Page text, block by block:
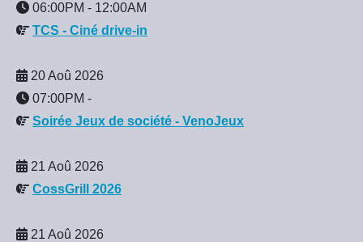
06:00PM - 12:00AM
TCS - Ciné drive-in
20 Aoû 2026
07:00PM -
Soirée Jeux de société - VenoJeux
21 Aoû 2026
CossGrill 2026
21 Aoû 2026